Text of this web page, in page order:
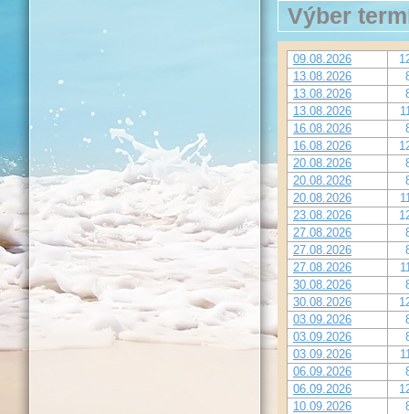
Výber
09.08.2026
13.08.2026
13.08.2026
13.08.2026
16.08.2026
16.08.2026
20.08.2026
20.08.2026
20.08.2026
23.08.2026
27.08.2026
27.08.2026
27.08.2026
30.08.2026
30.08.2026
03.09.2026
03.09.2026
03.09.2026
06.09.2026
06.09.2026
10.09.2026